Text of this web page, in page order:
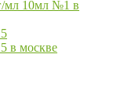
мл 10мл №1 в
в москве